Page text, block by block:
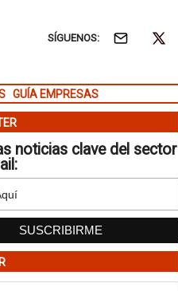
SÍGUENOS:
GUÍA EMPRESAS
noticias clave del sector